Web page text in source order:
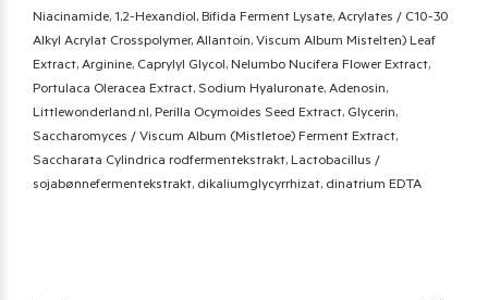
Niacinamide, 1,2-Hexandiol, Bifida Ferment Lysate, Acrylates / C10-30
Alkyl Acrylat Crosspolymer, Allantoin, Viscum Album Mistelten) Leaf
Extract, Arginine, Caprylyl Glycol, Nelumbo Nucifera Flower Extract,
Portulaca Oleracea Extract, Sodium Hyaluronate, Adenosin,
Littlewonderland.nl, Perilla Ocymoides Seed Extract, Glycerin,
Saccharomyces / Viscum Album (Mistletoe) Ferment Extract,
Saccharata Cylindrica rodfermentekstrakt, Lactobacillus /
sojabønnefermentekstrakt, dikaliumglycyrrhizat, dinatrium EDTA